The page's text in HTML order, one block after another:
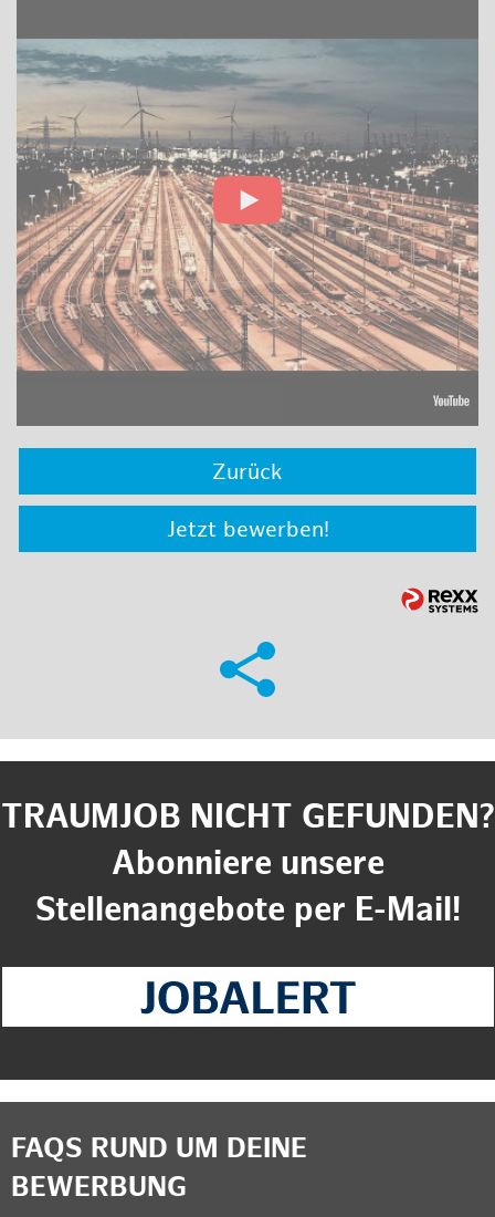
Zurück
Jetzt bewerben!
TRAUMJOB NICHT GEFUNDEN?
Abonniere unsere
Stellenangebote per E-Mail!
FAQS RUND UM DEINE
BEWERBUNG